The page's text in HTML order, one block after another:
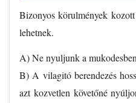
Bizonyos körulmények
lehetnek.
A) Ne nyuljunk a
B) A vilagitó berendezés
azt kozvetlen követőné